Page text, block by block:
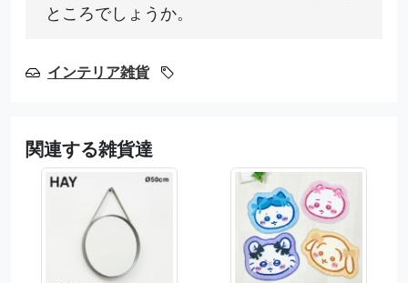
ところでしょうか。
インテリア雑貨
関連する雑貨達